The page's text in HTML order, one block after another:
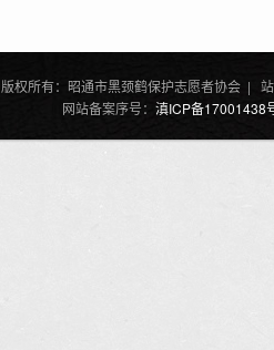
版权所有：昭通市黑颈鹤保护志愿者协会 |
网站备案序号： 滇ICP备17001438